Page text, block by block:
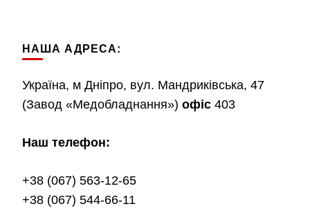
НАША АДРЕСА:
Україна, м Дніпро, вул. Мандриківська, 47
(Завод «Медобладнання») офіс 403
Наш телефон:
+38 (067) 563-12-65
+38 (067) 544-66-11